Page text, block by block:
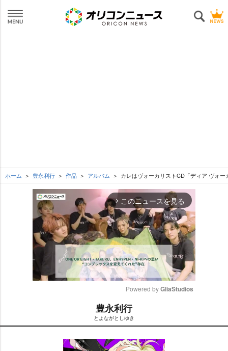
ホーム 豊永利行 作品 アルバム カレはヴォーカリストCD「ディア ヴォ
arrow_forward_ios このニュースを見る
t
e
Powered by GliaStudios
豊永利行
とよながとしゆき